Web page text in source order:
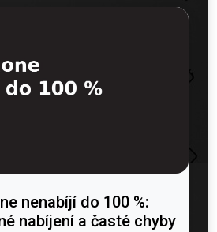
nenabíjí do 100 %:
nabíjení a časté chyby